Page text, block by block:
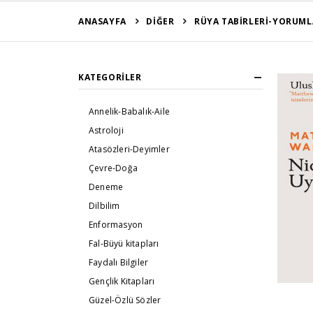
ANASAYFA DİĞER RÜYA TABİRLERİ-
KATEGORILER
Annelik-Babalık-Aile
Astroloji
Atasözleri-Deyimler
Çevre-Doğa
Deneme
Dilbilim
Enformasyon
Fal-Büyü kitapları
Faydalı Bilgiler
Gençlik Kitapları
Güzel-Özlü Sözler